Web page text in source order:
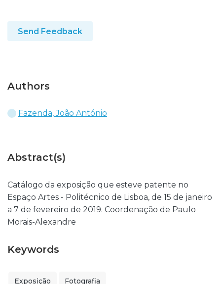
Send Feedback
Authors
Fazenda, João António
Abstract(s)
Catálogo da exposição que esteve patente no
Espaço Artes - Politécnico de Lisboa, de 15 de janeiro
a 7 de fevereiro de 2019. Coordenação de Paulo
Morais-Alexandre
Keywords
Exposição Fotografia